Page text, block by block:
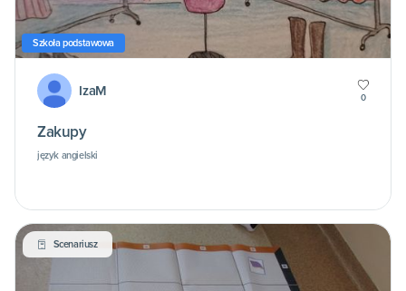
Szkoła podstawowa
IzaM 0
Zakupy
język angielski
Scenariusz